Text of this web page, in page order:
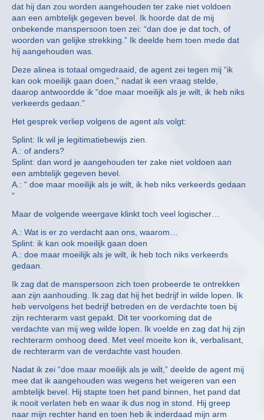
dat hij dan zou worden aangehouden ter zake niet voldoen
aan een ambtelijk gegeven bevel. Ik hoorde dat de mij
onbekende manspersoon toen zei: “dan doe je dat toch, of
woorden van gelijke strekking.” Ik deelde hem toen mede dat
hij aangehouden was.
Deze alinea is totaal omgedraaid, de agent zei tegen mij “ik
kan ook moeilijk gaan doen,” nadat ik een vraag stelde,
daarop antwoordde ik “doe maar moeilijk als je wilt, ik heb niks
verkeerds gedaan.”
Het gesprek verliep volgens de agent als volgt:
Splint: Ik wil je legitimatiebewijs zien.
A.: of anders?
Splint: dan word je aangehouden ter zake niet voldoen aan
een ambtelijk gegeven bevel.
A.: “ doe maar moeilijk als je wilt, ik heb niks verkeerds gedaan
“
Maar de volgende weergave klinkt toch veel logischer…
A.: Wat is er zo verdacht aan ons, waarom…
Splint: ik kan ook moeilijk gaan doen
A.: doe maar moeilijk als je wilt, ik heb toch niks verkeerds
gedaan.
Ik zag dat de manspersoon zich toen probeerde te ontrekken
aan zijn aanhouding. Ik zag dat hij het bedrijf in wilde lopen. Ik
heb vervolgens het bedrijf betreden en de verdachte toen bij
zijn rechterarm vast gepakt. Dit ter voorkoming dat de
verdachte van mij weg wilde lopen. Ik voelde en zag dat hij zijn
rechterarm omhoog deed. Met veel moeite kon ik, verbalisant,
de rechterarm van de verdachte vast houden.
Nadat ik zei “doe maar moeilijk als je wilt,” deelde de agent mij
mee dat ik aangehouden was wegens het weigeren van een
ambtelijk bevel. Hij stapte toen het pand binnen, het pand dat
ik nooit verlaten heb en waar ik dus nog in stond. Hij greep
naar mijn rechter hand en toen heb ik inderdaad mijn arm